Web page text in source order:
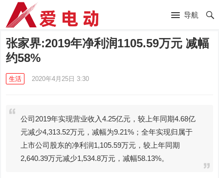
导航
张家界:2019年净利润1105.59万元 减幅
约58%
生活 2020年4月25日 3:30
公司2019年实现营业收入4.25亿元，较上年同期4.68亿
元减少4,313.52万元，减幅为9.21%；全年实现归属于
上市公司股东的净利润1,105.59万元，较上年同期
2,640.39万元减少1,534.8万元，减幅58.13%。